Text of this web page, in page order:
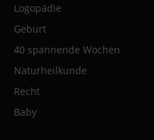
Logopädie
Geburt
40 spannende Wochen
Naturheilkunde
Recht
Baby